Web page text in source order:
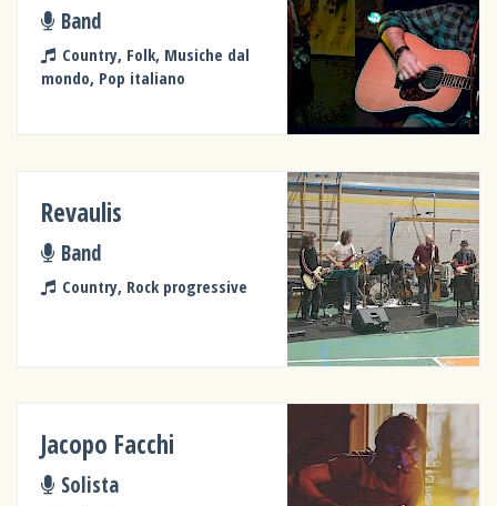
Band
Country, Folk, Musiche dal
mondo, Pop italiano
Revaulis
Band
Country, Rock progressive
Jacopo Facchi
Solista